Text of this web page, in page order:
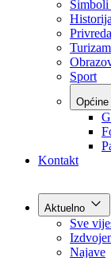
O kantonu
O
Simboli
Privreda
Turizam
Sport
Općine
Kontakt
Aktuelno